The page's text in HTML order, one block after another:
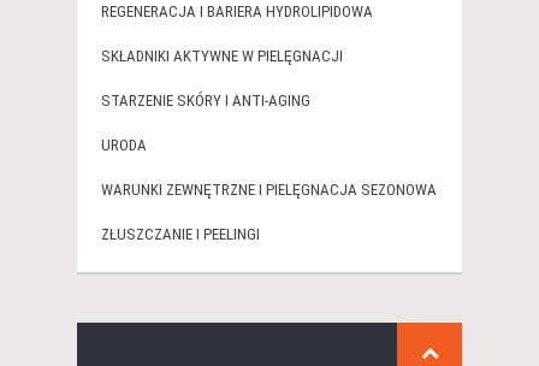
REGENERACJA I BARIERA HYDROLIPIDOWA
SKŁADNIKI AKTYWNE W PIELĘGNACJI
STARZENIE SKÓRY I ANTI-AGING
URODA
WARUNKI ZEWNĘTRZNE I PIELĘGNACJA SEZONOWA
ZŁUSZCZANIE I PEELINGI